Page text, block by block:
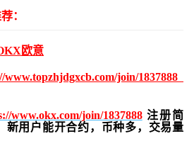
：
欧意
www.topzhjdgxcb.com/join/1837888
www.okx.com/join/1837888注册简
用户能开合约， 币种多，交易量